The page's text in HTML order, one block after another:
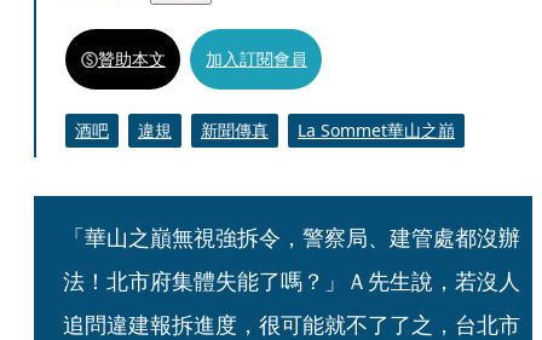
贊助本文 加入訂閱會員
酒吧 違規 新聞傳真 La Sommet華山之巔
「華山之巔無視強拆令，警察局、建管處都沒辦
法！北市府集體失能了嗎？」Ａ先生說，若沒人
追問違建報拆進度，很可能就不了了之，台北市